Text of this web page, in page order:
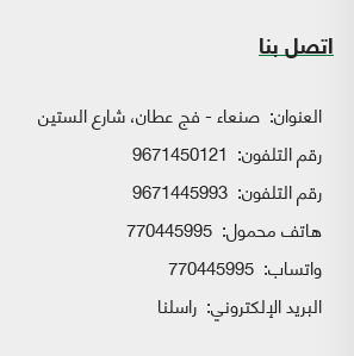
اتصل بنا
العنوان: صنعاء - فج عطان، شارع الستين
رقم التلفون: 9671450121
رقم التلفون: 9671445993
هاتف محمول: 770445995
واتساب:
البريد الإلكتروني: راسلنا